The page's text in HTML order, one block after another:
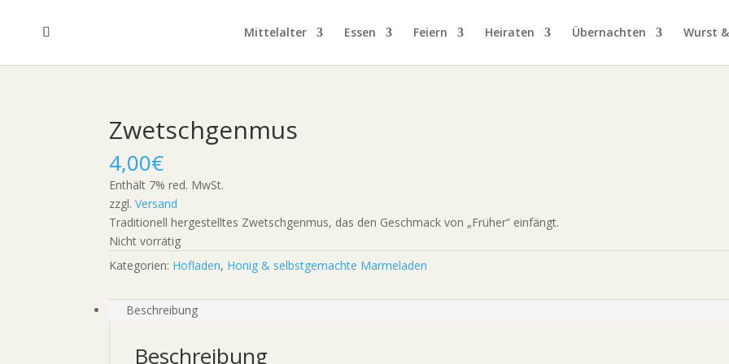
Mittelalter Essen Feiern Heiraten Übernachten Wurst
Zwetschgenmus
4,00€
Enthält 7% red. MwSt.
zzgl.Versand
Traditionell hergestelltes Zwetschgenmus, das den Geschmack von „Früher“ einfängt.
Nicht vorrätig
Kategorien: Hofladen, Honig & selbstgemachte Marmeladen
Beschreibung
Beschreibung